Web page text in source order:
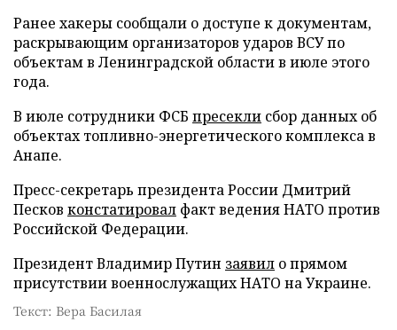
Ранее хакеры сообщали о доступе к документам,
раскрывающим организаторов ударов ВСУ по
объектам в Ленинградской области в июле этого
года.
В июле сотрудники ФСБ пресекли сбор данных об
объектах топливно-энергетического комплекса в
Анапе.
Пресс-секретарь президента России Дмитрий
Песков констатировал факт ведения НАТО против
Российской Федерации.
Президент Владимир Путин заявил о прямом
присутствии военнослужащих НАТО на Украине.
Текст: Вера Басилая